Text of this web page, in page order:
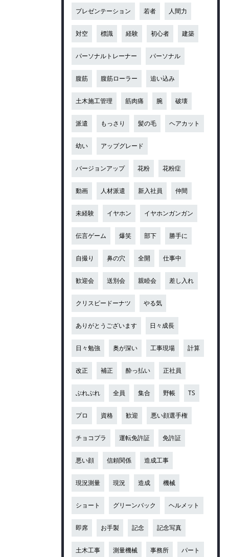
プレゼンテーション 若者 人間力
対空 標識 経験 初心者 建築
パーソナルトレーナー パーソナル
腹筋 腹筋ローラー 追い込み
土木施工管理 筋肉痛 腕 破壊
派遣 もっさり 髪の毛 ヘアカット
幼い アップグレード
バージョンアップ 花粉 花粉症
動画 人材派遣 新入社員 仲間
未経験 イヤホン イヤホンガンガン
伝言ゲーム 爆笑 部下 勝手に
自撮り 鼻の穴 全開 仕事中
歓迎会 送別会 親睦会 差し入れ
クリスピードーナツ やる気
ありがとうございます 日々成長
日々勉強 奥が深い 工事現場 計算
改正 補正 酔っ払い 正社員
ぶれぶれ 全員 集合 野帳 TS
プロ 資格 歓迎 悪い顔選手権
チョコプラ 運転免許証 免許証
悪い顔 信頼関係 造成工事
現況測量 現況 造成 機械
ショート グリーンバック ヘルメット
即席 お手製 記念 記念写真
土木工事 測量機械 事務所 パート